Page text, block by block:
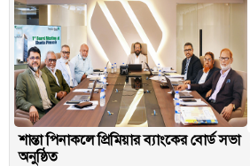
শান্তা পিনাকলে প্রিমিয়ার ব্যাংকের বোর্ড সভা
অনুষ্ঠিত